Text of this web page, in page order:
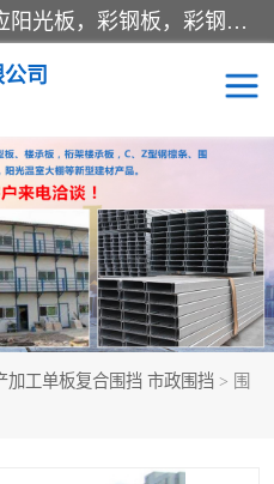
郑州鑫纵建材有限公司供应阳光板，彩钢板，彩钢钢构工程是一家集生产销售租赁安装于一体的企业，主要生产PC采光板，耐力板，仿古琉璃采光板，岩棉板、彩钢压型板、镀锌压型板、桁架楼承板，C、Z型钢檩条、围挡板、轻钢结构，阳光温室大棚等新型建材产品。公司旗下有多台移动式高空压瓦机租赁，承接全国各地业务，专业对外租赁各种型号压瓦机。
司
加工单板复合围挡 市政围挡 > 围
ASA合成树脂仿古瓦
FRP采光板
PC耐力板
楼层板